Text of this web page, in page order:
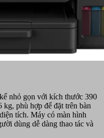
nhỏ gọn với kích thước 390
phù hợp để đặt trên bàn
tích. Máy có màn hình
dùng dễ dàng thao tác và